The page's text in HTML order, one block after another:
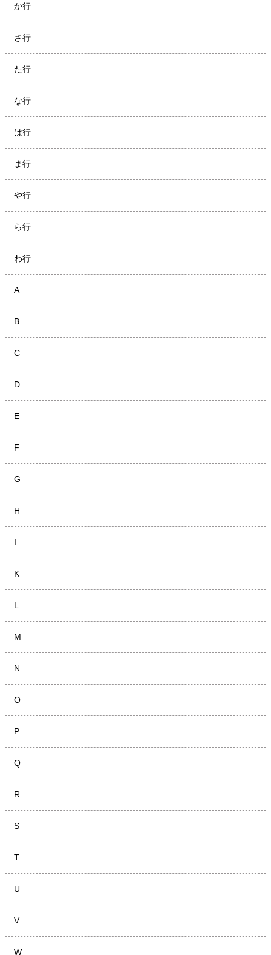
か行
さ行
た行
な行
は行
ま行
や行
ら行
わ行
A
B
C
D
E
F
G
H
I
K
L
M
N
O
P
Q
R
S
T
U
V
W